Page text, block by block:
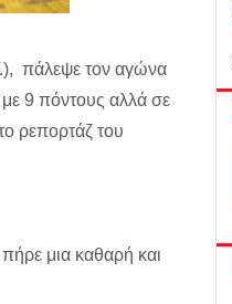
πάλεψε τον αγώνα
με 9 πόντους αλλά σε
ρεπορτάζ του
μια καθαρή και